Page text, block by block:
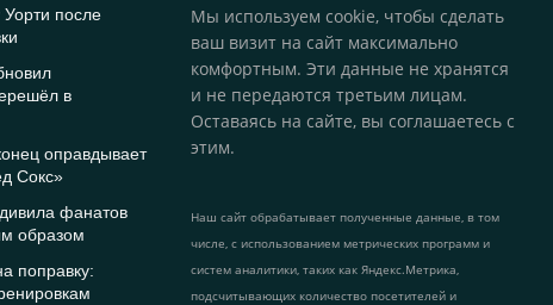
после
в
оправдывает
Сокс»
фанатов
образом
поправку:
Мы используем cookie, чтобы сделать
ваш визит на сайт максимально
комфортным. Эти данные не хранятся
и не передаются третьим лицам.
Оставаясь на сайте, вы соглашаетесь с
этим.
Наш сайт обрабатывает полученные данные, в том
числе, с использованием метрических программ и
систем аналитики, таких как Яндекс.Метрика,
подсчитывающих количество посетителей и